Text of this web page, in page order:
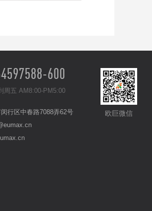
600
周五 AM8:00-PM5:00
行区中春路7088弄62号
欧巨微信